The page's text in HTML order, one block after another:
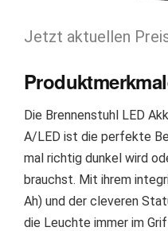
Jetzt aktuellen
Die Brennenstuhl LED
A/LED ist die perfekte
mal richtig dunkel wird
brauchst. Mit ihrem
Ah) und der cleveren
die Leuchte immer im